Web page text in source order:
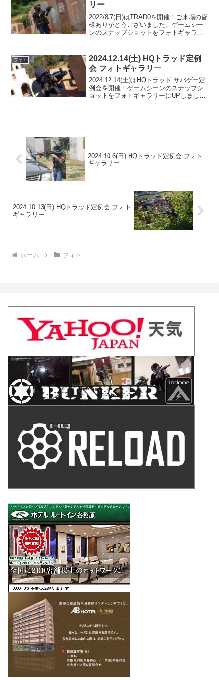
リー
2022/8/7(日)はTRAD0を開催！ご来場の皆
様ありがとうございました。ゲームシー
ンのスナップショットをフォトギャラリ
アルバムをみる(Google Photo)
フォト
2024.12.14(土) HQトラッド定例
会 フォトギャラリー
2024.12.14(土)はHQトラッド サバゲー定
例会を開催！ゲームシーンのスナップシ
ョットをフォトギャラリーにUPしました
2024.10.6(日) HQトラッド定例会 フォト
ギャラリー
2024.10.13(日) HQトラッド定例会 フォト
ギャラリー
ホーム フォト